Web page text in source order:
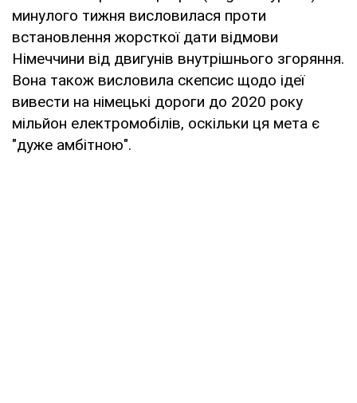
минулого тижня висловилася проти
встановлення жорсткої дати відмови
Німеччини від двигунів внутрішнього згоряння.
Вона також висловила скепсис щодо ідеї
вивести на німецькі дороги до 2020 року
мільйон електромобілів, оскільки ця мета є
"дуже амбітною".